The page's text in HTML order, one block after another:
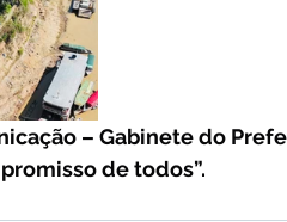
– Gabinete do
de todos”.